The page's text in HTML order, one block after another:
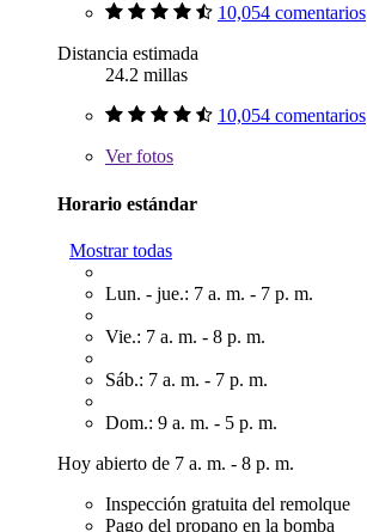
10,054 comentarios
Distancia estimada
24.2 millas
10,054 comentarios
Verfotos
Horario estándar
Mostrar todas
Lun. - jue.: 7 a. m. - 7 p. m.
Vie.: 7 a. m. - 8 p. m.
Sáb.: 7 a. m. - 7 p. m.
Dom.: 9 a. m. - 5 p. m.
Hoy abierto de 7 a. m. - 8 p. m.
Inspección gratuita del remolque
Pago del propano en la bomba